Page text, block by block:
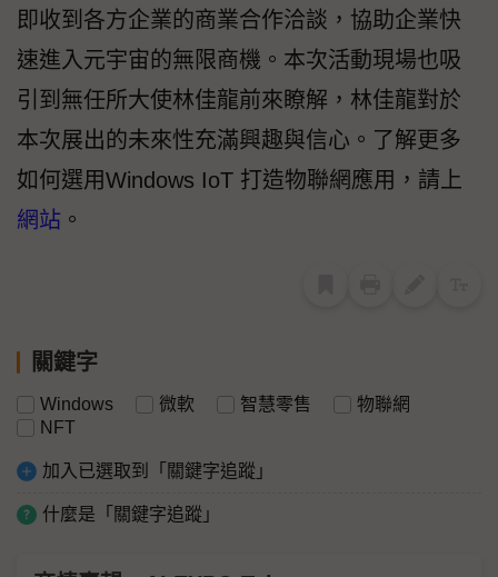
即收到各方企業的商業合作洽談，協助企業快
速進入元宇宙的無限商機。本次活動現場也吸
引到無任所大使林佳龍前來瞭解，林佳龍對於
本次展出的未來性充滿興趣與信心。了解更多
如何選用Windows IoT 打造物聯網應用，請上
網站 。
關鍵字
Windows 微軟 智慧零售
物聯網
NFT
加入已選取到「關鍵字追蹤」
什麼是「關鍵字追蹤」